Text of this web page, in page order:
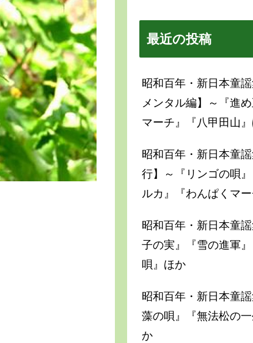
最近の投稿
昭和百年・新日本童
メンタル編】～『進
マーチ』『八甲田山』
昭和百年・新日本童
行】～『リンゴの唄
ルカ』『わんぱくマ
昭和百年・新日本童
子の実』『雪の進軍
唄』ほか
昭和百年・新日本童
藻の唄』『無法松の
か